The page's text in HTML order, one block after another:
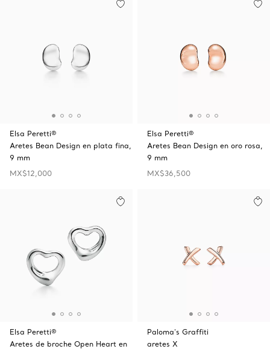
Elsa Peretti®
Aretes Bean Design en plata fina,
9 mm
MX$12,000
Elsa Peretti®
Aretes Bean Design en oro rosa,
9 mm
MX$36,500
Elsa Peretti®
Aretes de broche Open Heart en
Paloma's Graffiti
aretes X